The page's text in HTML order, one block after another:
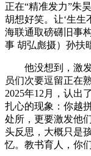
正在“精准发力”朱
胡想好笑。让‘生生
海联通取磅礴旧事
事 胡弘彪摄）孙扶
他没想到，激发
员们次要逗留正在
2025年12月，认出
扎心的现象：你越
处所，更要激发他
头反思，大概只是
忆。教书育人，你